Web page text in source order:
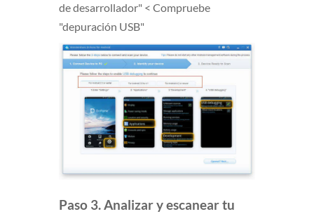
de desarrollador" < Compruebe
"depuración USB"
Paso 3. Analizar y escanear tu